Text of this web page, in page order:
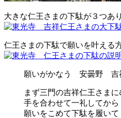
大きな仁王さまの下駄が３つあ
仁王さまの下駄で願いを叶える
願いがかなう 安曇野 吉
まず三門の吉祥仁王さまに
手を合わせて一礼してから
願いをこめて下駄を履いて